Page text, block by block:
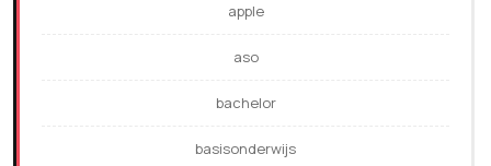
apple
aso
bachelor
basisonderwijs